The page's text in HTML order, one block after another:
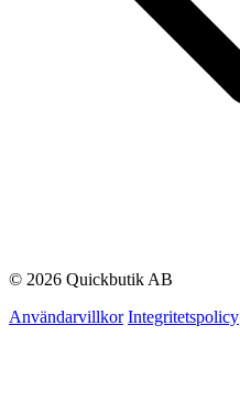
© 2026 Quickbutik AB
Användarvillkor Integritetspolicy